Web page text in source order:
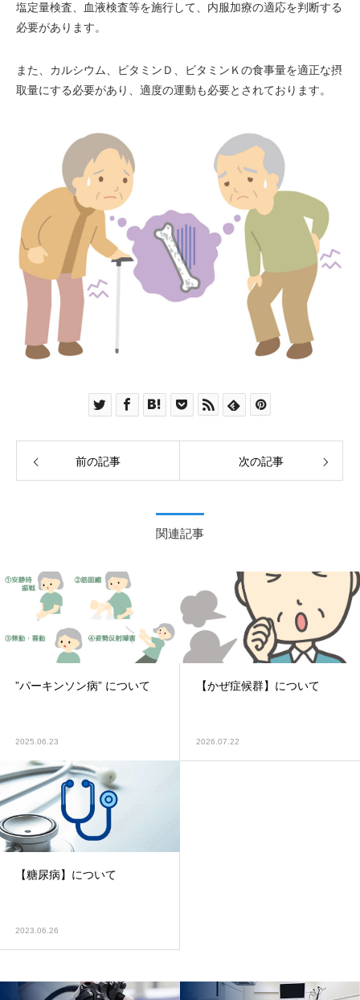
塩定量検査、血液検査等を施行して、内服加療の適応を判断する
必要があります。
また、カルシウム、ビタミンＤ、ビタミンＫの食事量を適正な摂
取量にする必要があり、適度の運動も必要とされております。
前の記事 次の記事
関連記事
”パーキンソン病” について
2025.06.23
【かぜ症候群】について
2026.07.22
【糖尿病】について
2023.06.26